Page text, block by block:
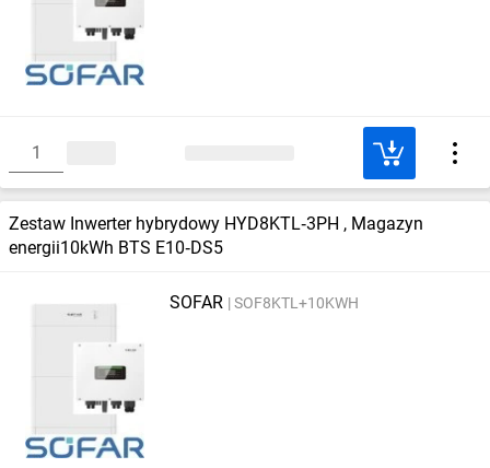
Zestaw Inwerter hybrydowy HYD8KTL‑3PH , Magazyn
energii10kWh BTS E10‑DS5
SOFAR SOF8KTL+10KWH